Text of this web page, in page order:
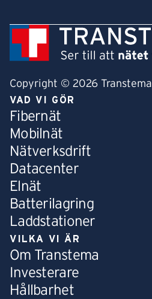
Copyright © 2026 Transtema
VAD VI GÖR
Fibernät
Mobilnät
Nätverksdrift
Datacenter
Elnät
Batterilagring
Laddstationer
VILKA VI ÄR
Om Transtema
Investerare
Hållbarhet